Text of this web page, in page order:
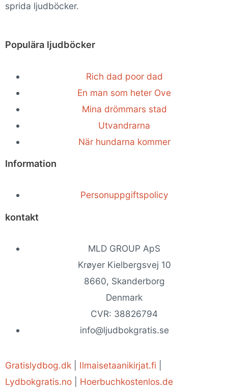
sprida ljudböcker.
Populära ljudböcker
Rich dad poor dad
En man som heter Ove
Mina drömmars stad
Utvandrarna
När hundarna kommer
Information
Personuppgiftspolicy
kontakt
MLD GROUP ApS
Krøyer Kielbergsvej 10
8660, Skanderborg
Denmark
CVR: 38826794
info@ljudbokgratis.se
Gratislydbog.dk Ilmaisetaanikirjat.fi
Lydbokgratis.no
Hoerbuchkostenlos.de